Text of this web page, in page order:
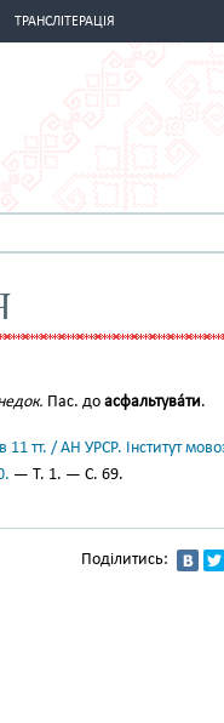
ТРАНСЛІТЕРАЦІЯ
Пас. до асфальтува́ти.
11 тт. / АН УРСР. Інститут
— Т. 1. — С. 69.
Поділитись: